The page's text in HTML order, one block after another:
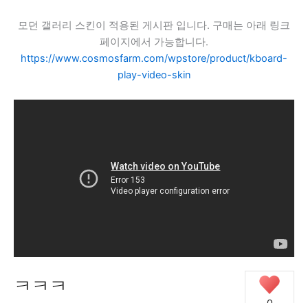
모던 갤러리 스킨이 적용된 게시판 입니다. 구매는 아래 링크
페이지에서 가능합니다.
https://www.cosmosfarm.com/wpstore/product/kboard-
play-video-skin
ㅋㅋㅋ